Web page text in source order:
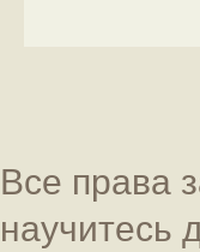
Все права
научитесь